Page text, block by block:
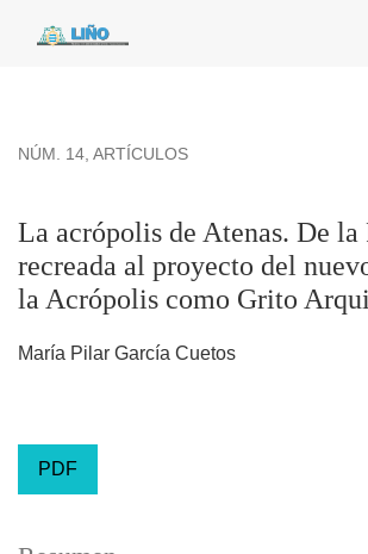
La acrópolis de Atenas. De la Ruina
NÚM. 14, ARTÍCULOS
La acrópolis de Atenas. De la
recreada al proyecto del
la Acrópolis como Grito
María Pilar García Cuetos
PDF